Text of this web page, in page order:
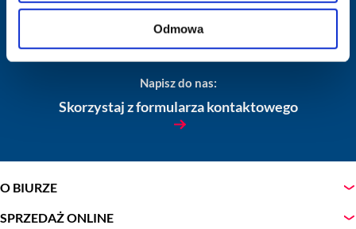
Odmowa
Znajdź najbliżej Ciebie
Napisz do nas:
Skorzystaj z formularza kontaktowego
O BIURZE
SPRZEDAŻ ONLINE